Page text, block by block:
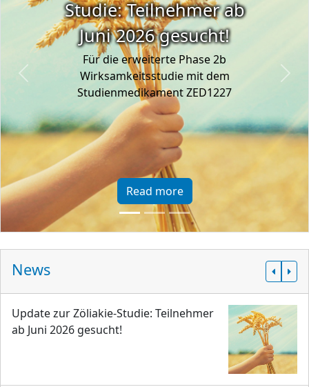
Studie: Teilnehmer ab
Juni 2026 gesucht!
Für die erweiterte Phase 2b
Wirksamkeitsstudie mit dem
Studienmedikament ZED1227
Read more
Previous Next
News
Update zur Zöliakie-Studie: Teilnehmer
ab Juni 2026 gesucht!